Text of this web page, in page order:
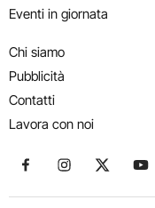
Eventi in giornata
Chi siamo
Pubblicità
Contatti
Lavora con noi
Seguici su Facebook
Seguici su
Seguici